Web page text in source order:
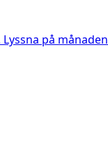
på